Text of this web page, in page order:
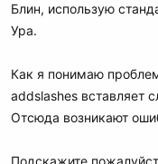
Блин, использую
Ура.
Как я понимаю
addslashes вставляет
Отсюда возникают
Подскажите